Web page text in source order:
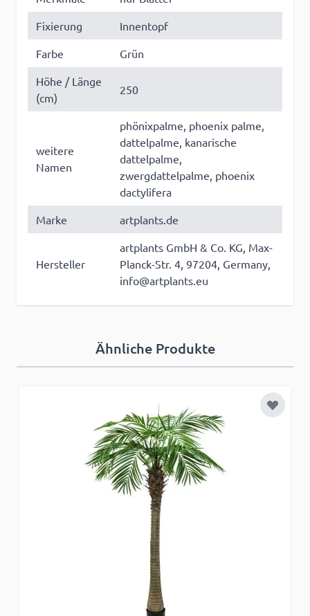
Fixierung
Innentopf
Farbe
Grün
Höhe / Länge
(cm)
250
weitere
Namen
phönixpalme, phoenix palme,
dattelpalme, kanarische
dattelpalme,
zwergdattelpalme, phoenix
dactylifera
Marke
artplants.de
Hersteller
artplants GmbH & Co. KG, Max-
Planck-Str. 4, 97204, Germany,
info@artplants.eu
Ähnliche Produkte
Zur